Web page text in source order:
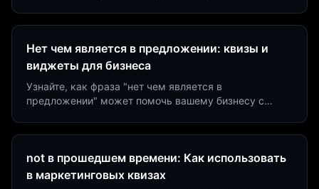
Нет чем является в предложении: квизы и
виджеты для бизнеса
Узнайте, как фраза "нет чем является в
предложении" может помочь вашему бизнесу с
not в прошедшем времени: Как использовать
в маркетинговых квизах